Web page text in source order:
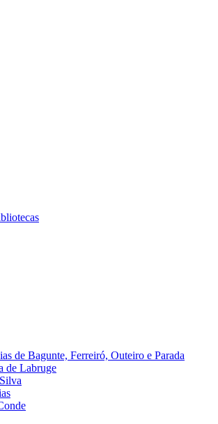
de Bagunte, Ferreiró, Outeiro e Parada
de Labruge